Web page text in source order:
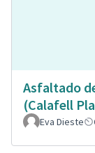
Asfaltado
(Calafell
Eva Dieste